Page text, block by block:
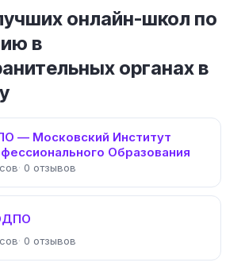
онлайн-школ по
в
органах в
— Московский Институт
Образования
0
0